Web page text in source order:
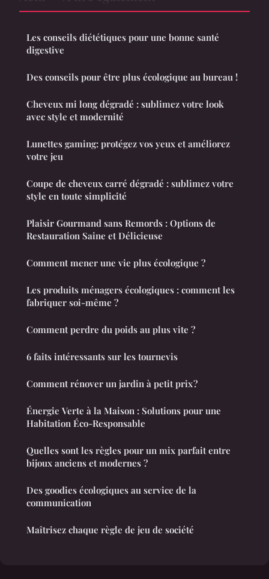
Les conseils diététiques pour une bonne santé
digestive
Des conseils pour être plus écologique au bureau !
Cheveux mi long dégradé : sublimez votre look
avec style et modernité
Lunettes gaming: protégez vos yeux et améliorez
votre jeu
Coupe de cheveux carré dégradé : sublimez votre
style en toute simplicité
Plaisir Gourmand sans Remords : Options de
Restauration Saine et Délicieuse
Comment mener une vie plus écologique ?
Les produits ménagers écologiques : comment les
fabriquer soi-même ?
Comment perdre du poids au plus vite ?
6 faits intéressants sur les tournevis
Comment rénover un jardin à petit prix ?
Énergie Verte à la Maison : Solutions pour une
Habitation Éco-Responsable
Quelles sont les règles pour un mix parfait entre
bijoux anciens et modernes ?
Des goodies écologiques au service de la
communication
Maîtrisez chaque règle de jeu de société